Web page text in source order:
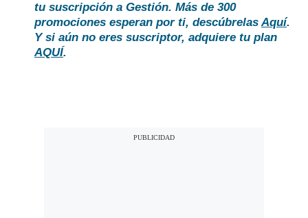
tu suscripción a Gestión. Más de 300
promociones esperan por ti, descúbrelasAquí.
Y si aún no eres suscriptor, adquiere tu plan
AQUÍ.